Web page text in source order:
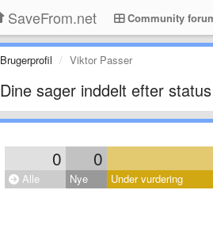
SaveFrom.net Community
Brugerprofil Viktor Passer
Dine sager inddelt efter status
0 0
Alle Nye Under vurdering